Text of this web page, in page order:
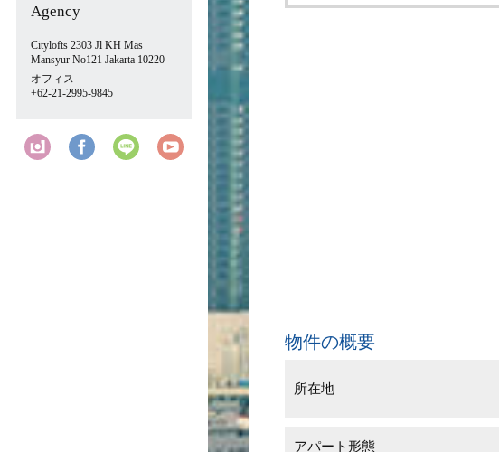
Agency
Citylofts 2303 Jl KH Mas
Mansyur No121 Jakarta 10220
オフィス
+62-21-2995-9845
物件の概要
所在地
アパート形態